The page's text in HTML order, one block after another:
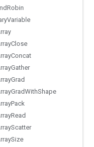
Robin
Variable
Close
Concat
Gather
Grad
GradWithShape
Pack
Read
Scatter
Size